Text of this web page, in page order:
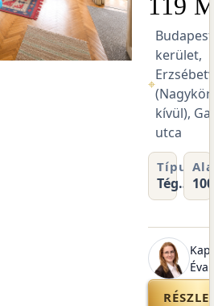
⌖
Budapest
kerület,
kívül),
utca
Típus
Tégla
lakás
100
Éva